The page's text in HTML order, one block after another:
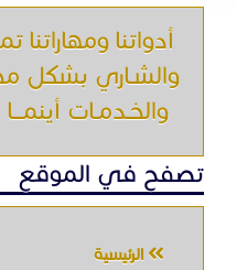
أدواتنا ومهاراتنا
والشـاري بشكل
والخـدمـات
تصفح في الموقع
الرئيسية